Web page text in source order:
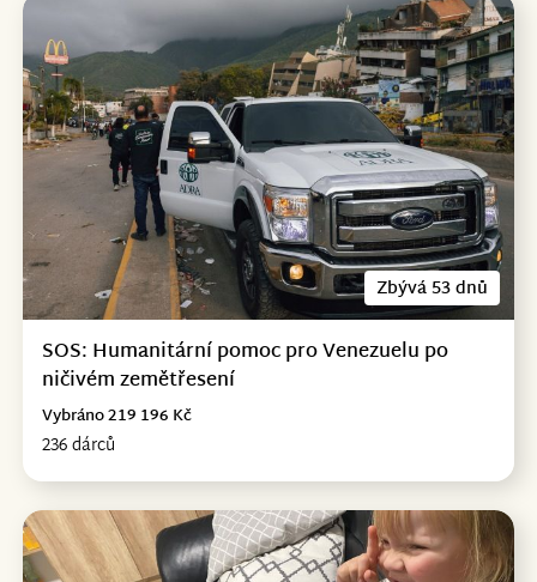
Zbývá 53 dnů
SOS: Humanitární pomoc pro Venezuelu po
ničivém zemětřesení
236 dárců
Vybráno 219 196 Kč